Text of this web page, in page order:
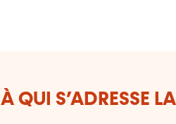
À QUI S’ADRESSE